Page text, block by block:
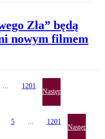
Zła” będą
nowym filmem
1201
Następna
5 1201
Następna